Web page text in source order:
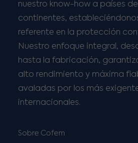
nuestro know-how a países
continentes,
referente en la protección
Nuestro enfoque integral,
hasta la fabricación,
alto rendimiento y máxima
avaladas por los más
internacionales.
Sobre Cofem